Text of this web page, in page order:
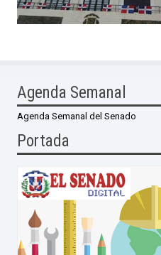
Agenda Semanal
Agenda Semanal del Senado
Portada